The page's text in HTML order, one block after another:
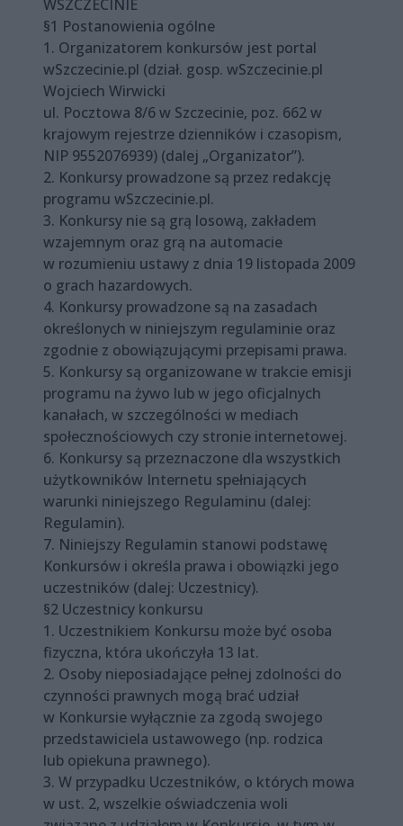
WSZCZECINIE
§1 Postanowienia ogólne
1. Organizatorem konkursów jest portal
wSzczecinie.pl (dział. gosp. wSzczecinie.pl
Wojciech Wirwicki
ul. Pocztowa 8/6 w Szczecinie, poz. 662 w
krajowym rejestrze dzienników i czasopism,
NIP 9552076939) (dalej „Organizator”).
2. Konkursy prowadzone są przez redakcję
programu wSzczecinie.pl.
3. Konkursy nie są grą losową, zakładem
wzajemnym oraz grą na automacie
w rozumieniu ustawy z dnia 19 listopada 2009
o grach hazardowych.
4. Konkursy prowadzone są na zasadach
określonych w niniejszym regulaminie oraz
zgodnie z obowiązującymi przepisami prawa.
5. Konkursy są organizowane w trakcie emisji
programu na żywo lub w jego oficjalnych
kanałach, w szczególności w mediach
społecznościowych czy stronie internetowej.
6. Konkursy są przeznaczone dla wszystkich
użytkowników Internetu spełniających
warunki niniejszego Regulaminu (dalej:
Regulamin).
7. Niniejszy Regulamin stanowi podstawę
Konkursów i określa prawa i obowiązki jego
uczestników (dalej: Uczestnicy).
§2 Uczestnicy konkursu
1. Uczestnikiem Konkursu może być osoba
fizyczna, która ukończyła 13 lat.
2. Osoby nieposiadające pełnej zdolności do
czynności prawnych mogą brać udział
w Konkursie wyłącznie za zgodą swojego
przedstawiciela ustawowego (np. rodzica
lub opiekuna prawnego).
3. W przypadku Uczestników, o których mowa
w ust. 2, wszelkie oświadczenia woli